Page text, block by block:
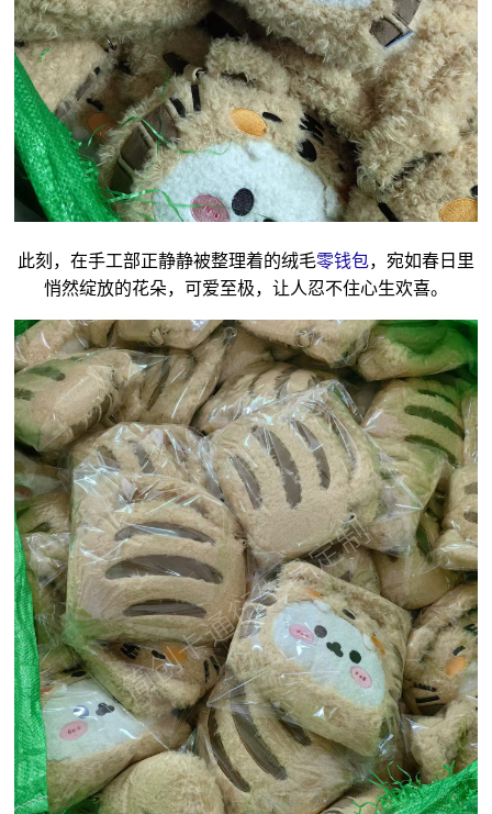
此刻，在手工部正静静被整理着的绒毛零钱包，宛如春日里
悄然绽放的花朵，可爱至极，让人忍不住心生欢喜。